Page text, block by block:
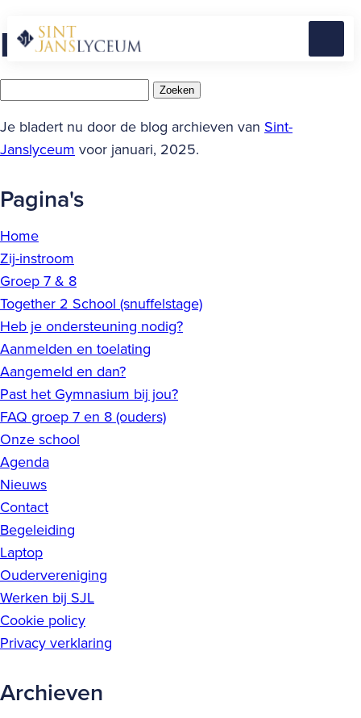
hoofdinhoud
Home
Latest Posts
Je bladert nu door de blog archieven van Sint-
Janslyceum voor januari, 2025.
Pagina's
Home
Zij-instroom
Groep 7 & 8
Together 2 School (snuffelstage)
Heb je ondersteuning nodig?
Aanmelden en toelating
Aangemeld en dan?
Past het Gymnasium bij jou?
FAQ groep 7 en 8 (ouders)
Onze school
Agenda
Nieuws
Contact
Begeleiding
Laptop
Oudervereniging
Werken bij SJL
Cookie policy
Privacy verklaring
Archieven